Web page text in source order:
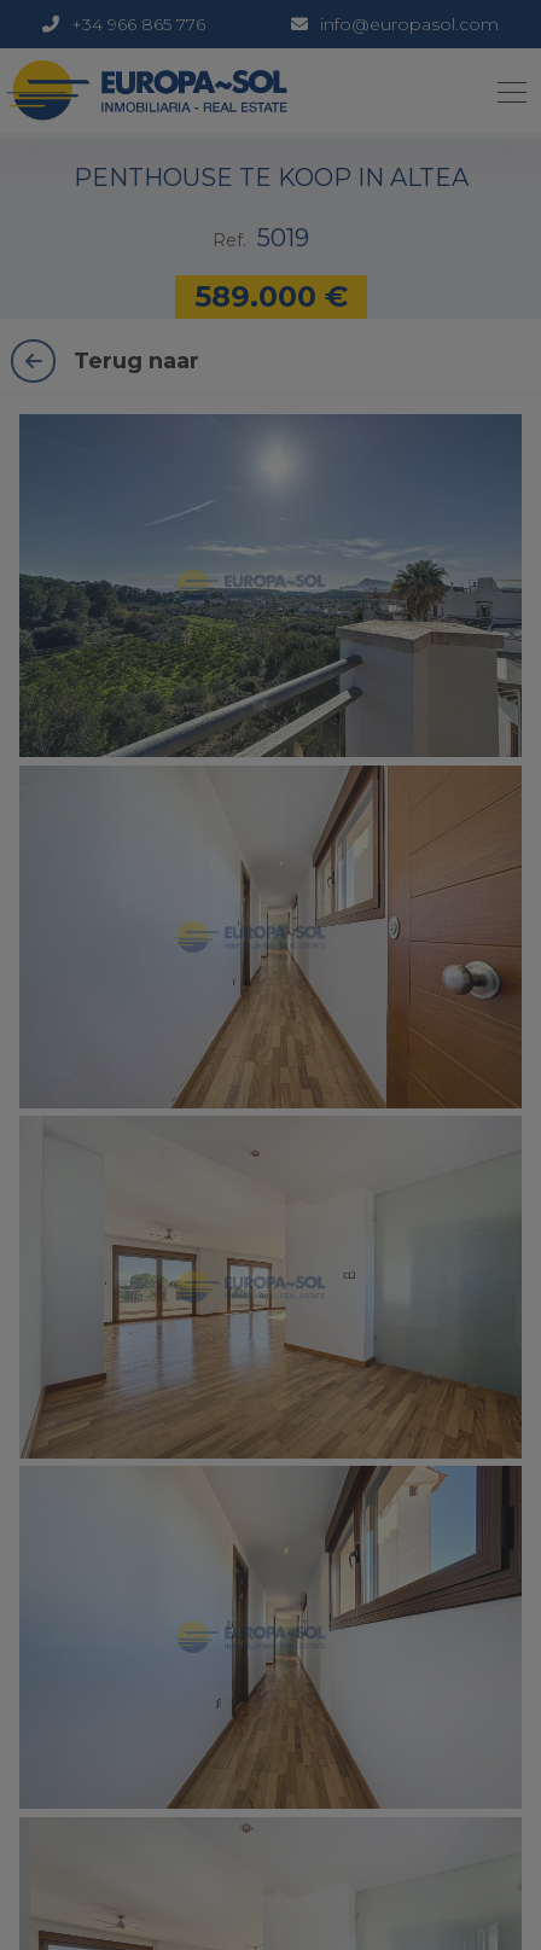
+34 966 865 776 info@europasol.com
PENTHOUSE TE KOOP IN ALTEA
Ref. 5019
589.000 €
Terug naar
1 / 46